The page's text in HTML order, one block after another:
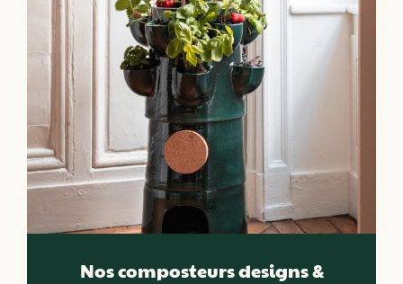
Nos composteurs designs &